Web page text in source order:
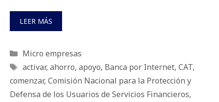
LEER MÁS
Categorías
Micro empresas
Etiquetas
activar, ahorro, apoyo, Banca por Internet, CAT,
comenzar, Comisión Nacional para la Protección y
Defensa de los Usuarios de Servicios Financieros,